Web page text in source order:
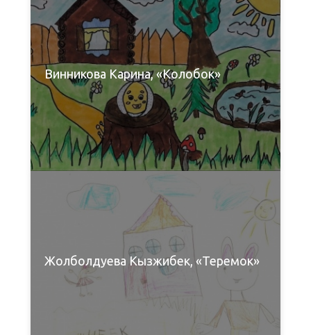
Винникова Карина, «Колобок»
Жолболдуева Кызжибек, «Теремок»